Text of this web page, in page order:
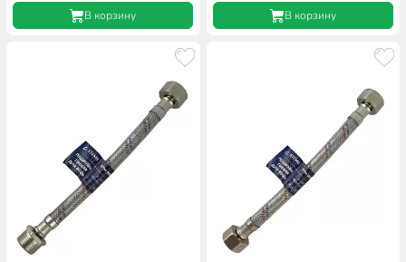
В корзину В корзину